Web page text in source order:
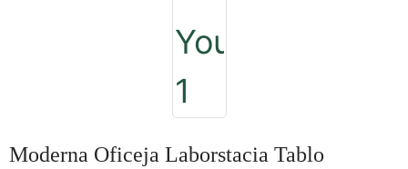
Moderna Oficeja Laborstacia Tablo